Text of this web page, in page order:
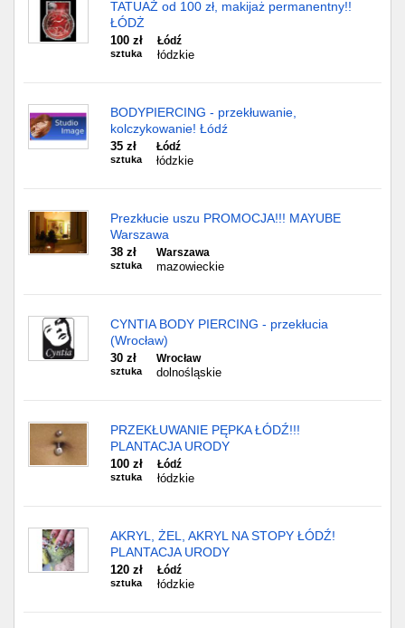
TATUAŻ od 100 zł, makijaż permanentny!!
ŁÓDŻ
100 zł
sztuka
Łódź
łódzkie
BODYPIERCING - przekłuwanie,
kolczykowanie! Łódź
35 zł
sztuka
Łódź
łódzkie
Prezkłucie uszu PROMOCJA!!! MAYUBE
Warszawa
38 zł
sztuka
Warszawa
mazowieckie
CYNTIA BODY PIERCING - przekłucia
(Wrocław)
30 zł
sztuka
Wrocław
dolnośląskie
PRZEKŁUWANIE PĘPKA ŁÓDŹ!!!
PLANTACJA URODY
100 zł
sztuka
Łódź
łódzkie
AKRYL, ŻEL, AKRYL NA STOPY ŁÓDŹ!
PLANTACJA URODY
120 zł
sztuka
Łódź
łódzkie